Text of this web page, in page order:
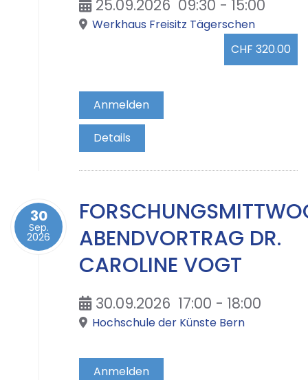
25.09.2026 09:30 - 15:00
Werkhaus Freisitz Tägerschen
CHF 320.00
Anmelden
Details
30
Sep.
2026
ABENDVORTRAG DR.
CAROLINE VOGT
30.09.2026 17:00 - 18:00
Hochschule der Künste Bern
Anmelden